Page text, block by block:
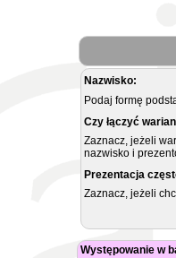
Nazwisko:
Podaj formę
Czy łączyć
Zaznacz, jeżeli
nazwisko i
Prezentacja
Zaznacz, jeżeli
Występowanie w